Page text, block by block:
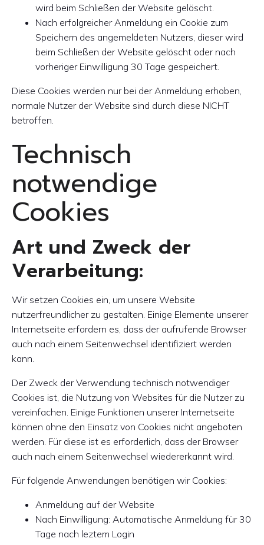
wird beim Schließen der Website gelöscht.
Nach erfolgreicher Anmeldung ein Cookie zum
Speichern des angemeldeten Nutzers, dieser wird
beim Schließen der Website gelöscht oder nach
vorheriger Einwilligung 30 Tage gespeichert.
Diese Cookies werden nur bei der Anmeldung erhoben,
normale Nutzer der Website sind durch diese NICHT
betroffen.
Technisch
notwendige
Cookies
Art und Zweck der
Verarbeitung:
Wir setzen Cookies ein, um unsere Website
nutzerfreundlicher zu gestalten. Einige Elemente unserer
Internetseite erfordern es, dass der aufrufende Browser
auch nach einem Seitenwechsel identifiziert werden
kann.
Der Zweck der Verwendung technisch notwendiger
Cookies ist, die Nutzung von Websites für die Nutzer zu
vereinfachen. Einige Funktionen unserer Internetseite
können ohne den Einsatz von Cookies nicht angeboten
werden. Für diese ist es erforderlich, dass der Browser
auch nach einem Seitenwechsel wiedererkannt wird.
Für folgende Anwendungen benötigen wir Cookies:
Anmeldung auf der Website
Nach Einwilligung: Automatische Anmeldung für 30
Tage nach leztem Login